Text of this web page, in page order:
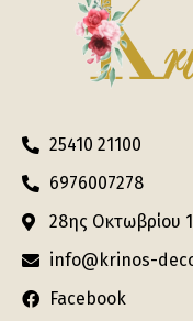
25410 21100
6976007278
28ης Οκτωβρίου
info@krinos-
Facebook